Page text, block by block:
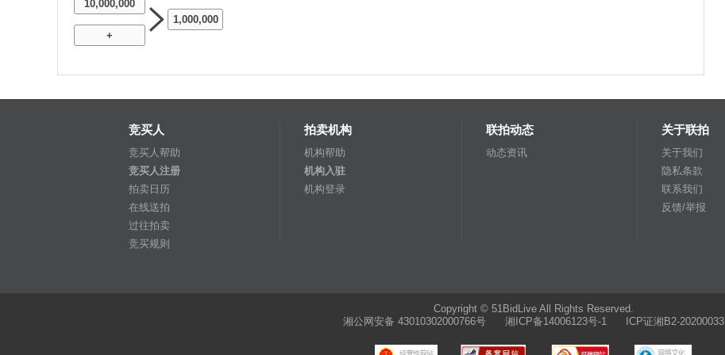
10,000,000
1,000,000
+
竞买人
竞买人帮助
竞买人注册
拍卖日历
在线送拍
过往拍卖
竞买规则
拍卖机构
机构帮助
机构入驻
机构登录
联拍动态
动态资讯
关于联拍
关于我们
隐私条款
联系我们
反馈/举报
Copyright © 51BidLive All Rights Reserved.
湘公网安备 43010302000766号 湘ICP备14006123号-1 ICP证湘B2-20200033